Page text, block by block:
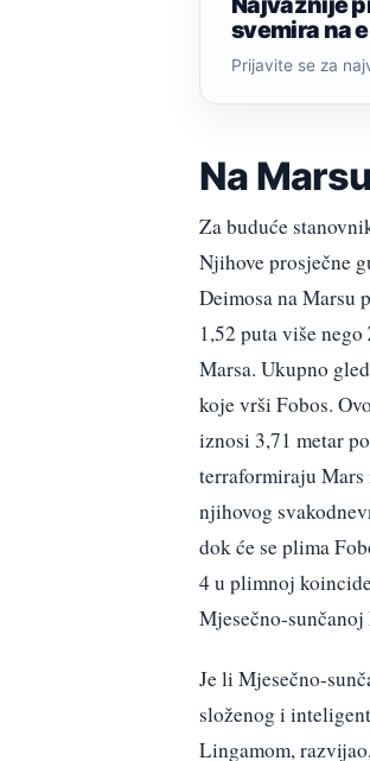
svemira na
Prijavite se za
Na Marsu
Za buduće
Njihove prosječne
Deimosa na Marsu
1,52 puta više
Marsa. Ukupno
koje vrši Fobos.
iznosi 3,71 metar
terraformiraju Mars
njihovog
dok će se plima
4 u plimnoj
Mjesečno-
Je li Mjesečno-
složenog i
Lingamom,